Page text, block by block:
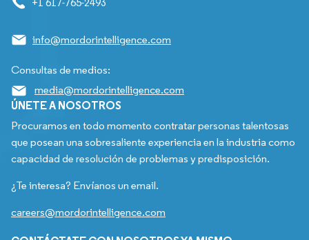
info@mordorintelligence.com
Consultas de medios:
media@mordorintelligence.com
ÚNETE A NOSOTROS
Procuramos en todo momento contratar personas talentosas
que posean una sobresaliente experiencia en la industria como
capacidad de resolución de problemas y predisposición.
¿Te interesa? Envíanos un email.
careers@mordorintelligence.com